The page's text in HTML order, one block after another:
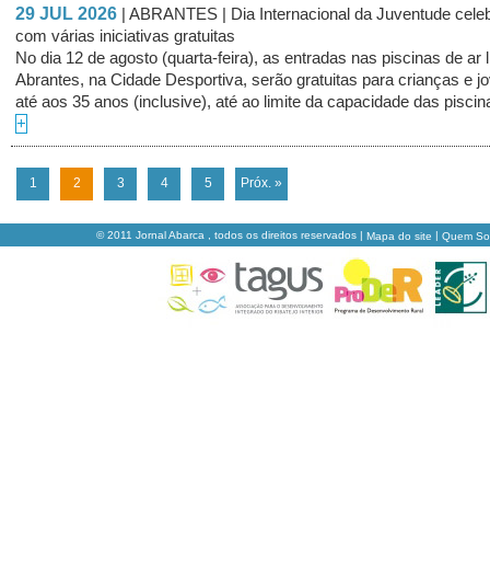
29 JUL 2026
| ABRANTES | Dia Internacional da Juventude
com várias iniciativas gratuitas
No dia 12 de agosto (quarta-feira), as entradas nas piscinas de ar
Abrantes, na Cidade Desportiva, serão gratuitas para crianças e
até aos 35 anos (inclusive), até ao limite da capacidade das
+
1 2 3 4 5 Próx. »
© 2011 Jornal Abarca , todos os direitos reservados | Mapa do site | Quem